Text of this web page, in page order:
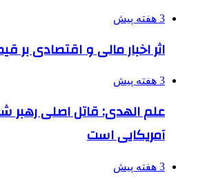
3 هفته پیش
اثر اخبار مالی و اقتصادی بر
3 هفته پیش
علم الهدی: قاتل اصلی
آمریکایی است
3 هفته پیش